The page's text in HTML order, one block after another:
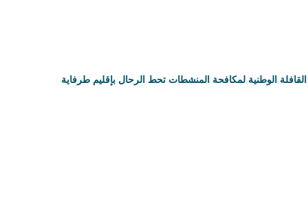
القافلة الوطنية لمكافحة المنشطات تحط الرحال بإقليم طرفاية